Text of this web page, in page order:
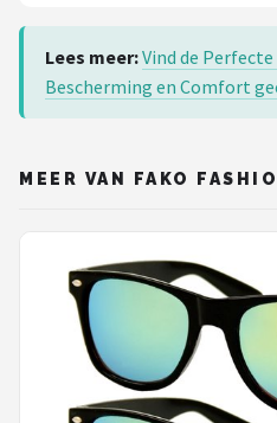
Lees meer:Vind de
Bescherming en Comfort
MEER VAN FAKO